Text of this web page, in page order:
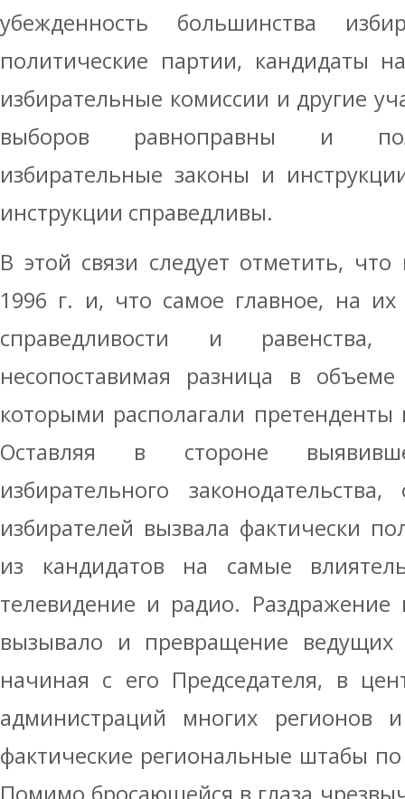
убежденность большинства
политические партии, кандидаты
избирательные комиссии и другие
выборов равноправны и
избирательные законы и
инструкции справедливы.
В этой связи следует отметить,
1996 г. и, что самое главное, на
справедливости и равенства,
несопоставимая разница в объеме
которыми располагали
Оставляя в стороне
избирательного
избирателей вызвала фактически
из кандидатов на самые
телевидение и радио. Раздражение
вызывало и превращение ведущих
начиная с его Председателя, в
администраций многих
фактические региональные штабы